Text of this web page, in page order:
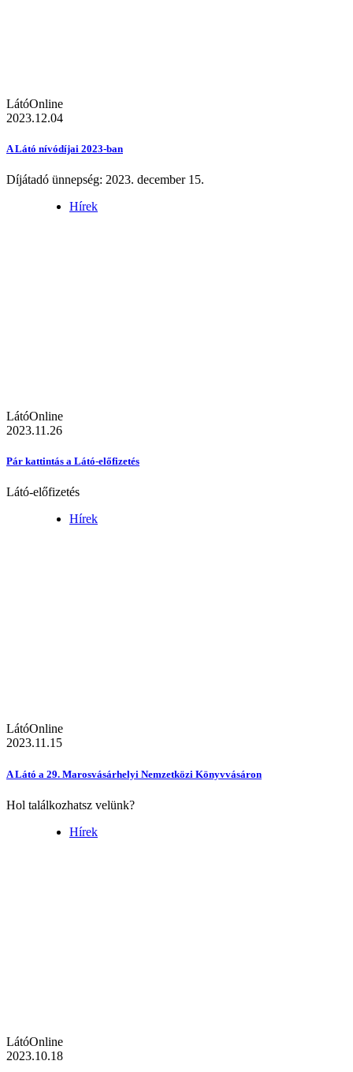
LátóOnline
2023.12.04
A Látó nívódíjai 2023-ban
Díjátadó ünnepség: 2023. december 15.
Hírek
LátóOnline
2023.11.26
Pár kattintás a Látó-előfizetés
Látó-előfizetés
Hírek
LátóOnline
2023.11.15
A Látó a 29. Marosvásárhelyi Nemzetközi Könyvvásáron
Hol találkozhatsz velünk?
Hírek
LátóOnline
2023.10.18